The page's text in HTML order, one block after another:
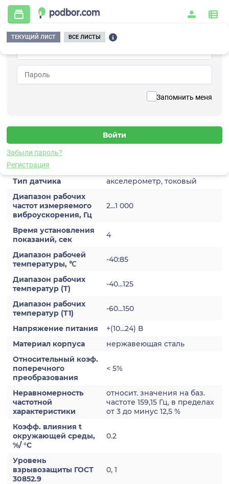
Запомнить меня
Забыли пароль?
Регистрация
ТЕКУЩИЙ ЛИСТ ВСЕ ЛИСТЫ
Главная / Контрольно-измерительные приборы и автоматика / Датчики /
Виброускорения / 1A202TA-100(T)
Датчик виброускорения
Характеристики
Тип датчика
акселерометр, токовый
Диапазон рабочих
частот измеряемого
виброускорения, Гц
2...1 000
Время установления
показаний, сек
4
Диапазон рабочей
температуры, ℃
-40:85
Диапазон рабочих
температур (Т)
-40...125
Диапазон рабочих
температур (Т1)
-60...150
Напряжение питания
+(10...24) В
Материал корпуса
нержавеющая сталь
Относительный коэф.
поперечного
преобразования
< 5%
Неравномерность
частотной
характеристики
относит. значения на баз.
частоте 159,15 Гц, в пределах
от 3 до минус 12,5 %
Коэфф. влияния t
окружающей среды,
%/ °С
0.2
Уровень
взрывозащиты ГОСТ
30852.9
0, 1